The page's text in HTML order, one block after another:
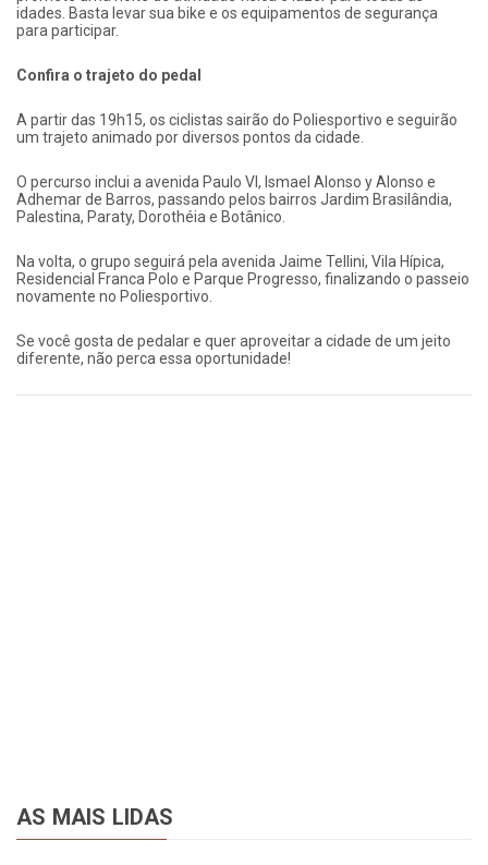
idades. Basta levar sua bike e os equipamentos de segurança
para participar.
Confira o trajeto do pedal
A partir das 19h15, os ciclistas sairão do Poliesportivo e seguirão
um trajeto animado por diversos pontos da cidade.
O percurso inclui a avenida Paulo VI, Ismael Alonso y Alonso e
Adhemar de Barros, passando pelos bairros Jardim Brasilândia,
Palestina, Paraty, Dorothéia e Botânico.
Na volta, o grupo seguirá pela avenida Jaime Tellini, Vila Hípica,
Residencial Franca Polo e Parque Progresso, finalizando o passeio
novamente no Poliesportivo.
Se você gosta de pedalar e quer aproveitar a cidade de um jeito
diferente, não perca essa oportunidade!
AS MAIS LIDAS